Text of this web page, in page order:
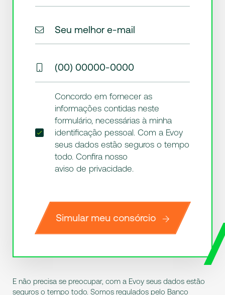
Seu melhor e-mail
(00) 00000-0000
Concordo em fornecer as
informações contidas neste
formulário, necessárias à minha
identificação pessoal. Com a Evoy
seus dados estão seguros o tempo
todo. Confira nosso
aviso de privacidade.
Simular meu consórcio
E não precisa se preocupar, com a Evoy seus dados estão
seguros o tempo todo. Somos regulados pelo Banco